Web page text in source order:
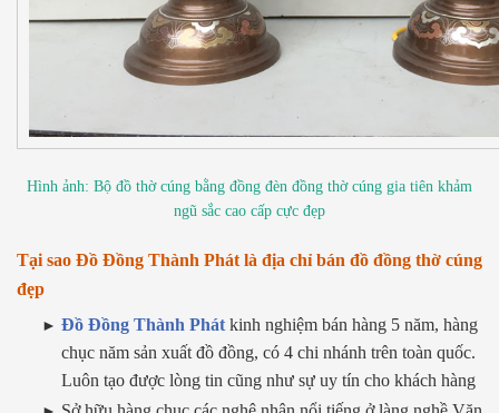
Hình ảnh: Bộ đồ thờ cúng bằng đồng đèn đồng thờ cúng gia tiên khảm
ngũ sắc cao cấp cực đẹp
Tại sao Đồ Đồng Thành Phát là địa chỉ bán đồ đồng thờ cúng
đẹp
Đồ Đồng Thành Phát kinh nghiệm bán hàng 5 năm, hàng
chục năm sản xuất đồ đồng, có 4 chi nhánh trên toàn quốc.
Luôn tạo được lòng tin cũng như sự uy tín cho khách hàng